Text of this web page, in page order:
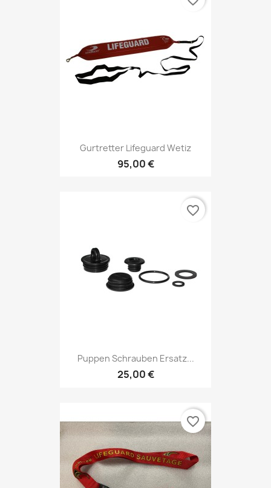
Gurtretter Lifeguard Wetiz
95,00 €
Puppen Schrauben Ersatz...
25,00 €
favorite_border
favorite_border